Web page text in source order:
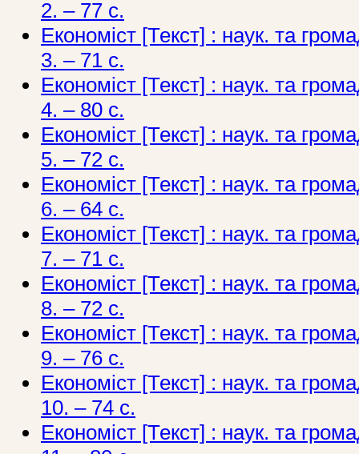
2. – 77 с.
Економіст [Текст] : наук. та
3. – 71 с.
Економіст [Текст] : наук. та
4. – 80 с.
Економіст [Текст] : наук. та
5. – 72 с.
Економіст [Текст] : наук. та
6. – 64 с.
Економіст [Текст] : наук. та
7. – 71 с.
Економіст [Текст] : наук. та
8. – 72 с.
Економіст [Текст] : наук. та
9. – 76 с.
Економіст [Текст] : наук. та
10. – 74 с.
Економіст [Текст] : наук. та